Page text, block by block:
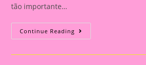
tão importante…
Continue Reading Brincando
Com